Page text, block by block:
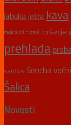
jabukajetra kava
mokraćni putevi
prehlada
santos Sencha
Šalica
Novosti